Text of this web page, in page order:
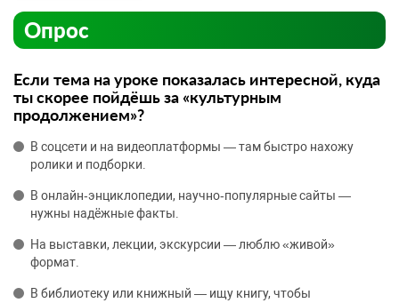
Опрос
Если тема на уроке показалась интересной, куда
ты скорее пойдёшь за «культурным
продолжением»?
В соцсети и на видеоплатформы — там быстро нахожу
ролики и подборки.
В онлайн‑энциклопедии, научно‑популярные сайты —
нужны надёжные факты.
На выставки, лекции, экскурсии — люблю «живой»
формат.
В библиотеку или книжный — ищу книгу, чтобы